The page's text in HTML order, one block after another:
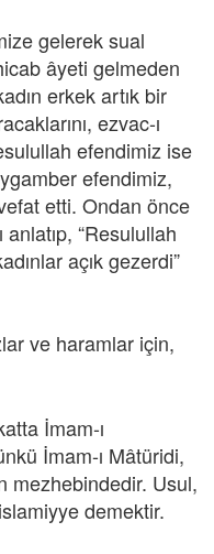
gelerek sual
âyeti gelmeden
erkek artık bir
ezvac-ı
efendimiz ise
efendimiz,
etti. Ondan önce
“Resulullah
açık gezerdi”
ve haramlar için,
İmam-ı
İmam-ı Mâtüridi,
mezhebindedir. Usul,
demektir.